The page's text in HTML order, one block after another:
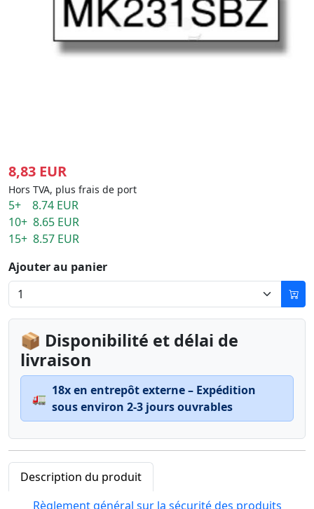
8,83 EUR
Hors TVA, plus frais de port
5+ 8.74 EUR
10+ 8.65 EUR
15+ 8.57 EUR
Ajouter au panier
📦 Disponibilité et délai de
livraison
🚛
18x en entrepôt externe – Expédition
sous environ 2-3 jours ouvrables
Description du produit
Règlement général sur la sécurité des produits